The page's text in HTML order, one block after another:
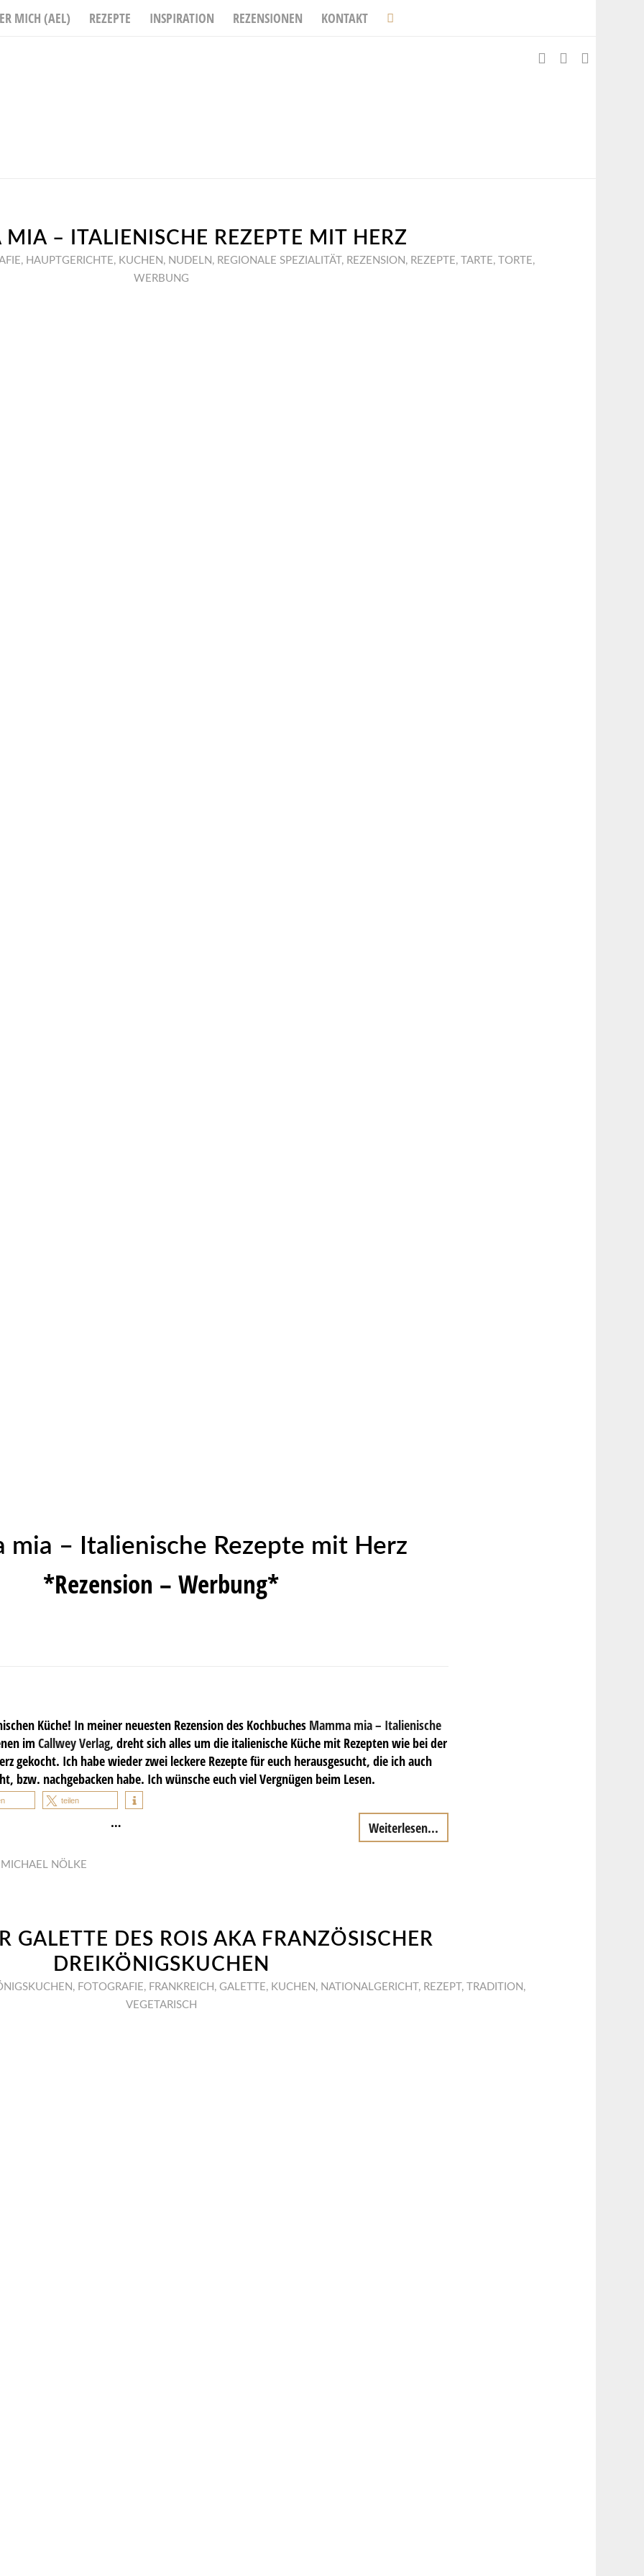
MICH (AEL) REZEPTE INSPIRATION REZENSIONEN KONTAKT
– ITALIENISCHE REZEPTE MIT HERZ
, HAUPTGERICHTE, KUCHEN , NUDELN , REGIONALE SPEZIALITÄT , REZENSION , REZEPTE, TARTE, TORTE,
WERBUNG
mia – Italienische Rezepte mit Herz
*Rezension – Werbung*
Küche! In meiner neuesten Rezension des Kochbuches Mamma mia – Italienische
im Callwey Verlag, dreht sich alles um die italienische Küche mit Rezepten wie bei der
gekocht. Ich habe wieder zwei leckere Rezepte für euch herausgesucht, die ich auch
bzw. nachgebacken habe. Ich wünsche euch viel Vergnügen beim Lesen.
teilen
… Weiterlesen...
MICHAEL NÖLKE
GALETTE DES ROIS AKA FRANZÖSISCHER
DREIKÖNIGSKUCHEN
, FOTOGRAFIE, FRANKREICH , GALETTE, KUCHEN , NATIONALGERICHT , REZEPT , TRADITION ,
VEGETARISCH